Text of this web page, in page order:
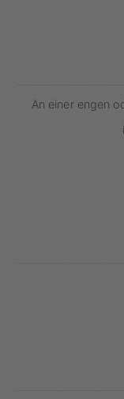
An einer engen